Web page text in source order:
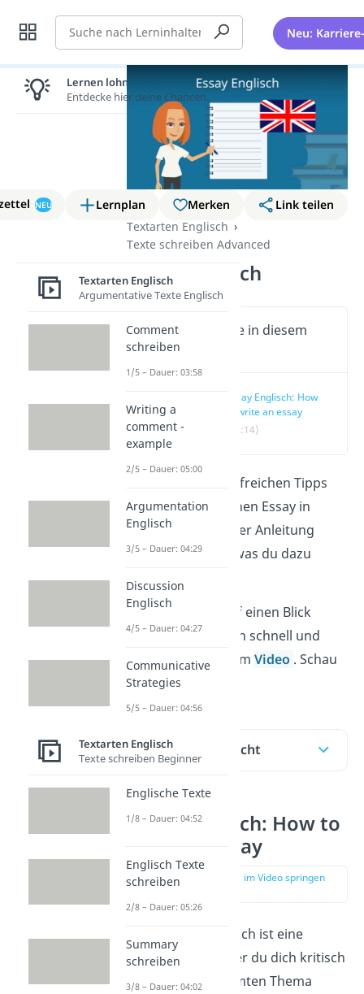
Suche Neu:
NEU Lernplan Merken
Link teilen
Textarten Englisch
Texte schreiben Advanced
Essay Englisch
Wichtige Inhalte in diesem
Video
Essay Englisch: How
to write an essay
(00:14)
Du suchst nach hilfreichen Tipps
und Tricks für deinen Essay in
Englisch? In unserer Anleitung
erfährst du alles, was du dazu
wissen musst.
Das Wichtigste auf einen Blick
bekommst du auch schnell und
bequem in unseremVideo . Schau
es dir gleich an!
Inhaltsübersicht
Essay Englisch: How to
write an essay
zur Stelle im Video springen
Der Essay in Englisch ist eine
Aufsatzform
, in der du dich kritisch
mit einem bestimmten Thema
Lernen lohnt sich!
Entdecke hier deine Chancen.
Textarten Englisch
Argumentative Texte Englisch
Comment
schreiben
1/5 – Dauer: 03:58
Writing a
comment -
example
2/5 – Dauer: 05:00
Argumentation
Englisch
3/5 – Dauer: 04:29
Discussion
Englisch
4/5 – Dauer: 04:27
Communicative
Strategies
5/5 – Dauer: 04:56
Textarten Englisch
Texte schreiben Beginner
Englische Texte
1/8 – Dauer: 04:52
Englisch Texte
schreiben
2/8 – Dauer: 05:26
Summary
schreiben
3/8 – Dauer: 04:02